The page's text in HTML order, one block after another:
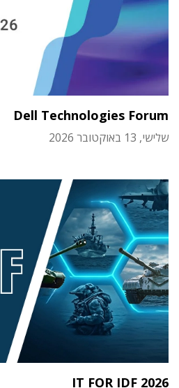
Dell Technologies Forum
שלישי, 13 באוקטובר 2026
IT FOR IDF 2026